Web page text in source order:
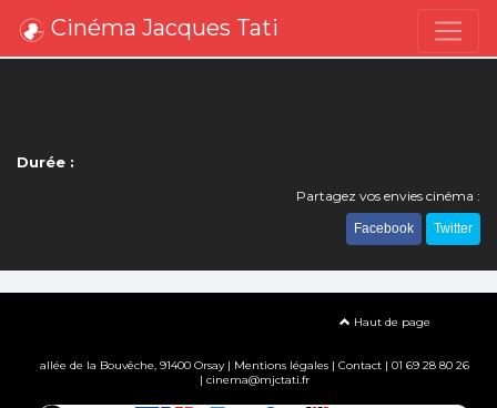
Cinéma Jacques Tati
Durée :
Partagez vos envies cinéma :
Facebook Twitter
Haut de page
allée de la Bouvêche, 91400 Orsay | Mentions légales| Contact| 01 69 28 80 26
| cinema@mjctati.fr